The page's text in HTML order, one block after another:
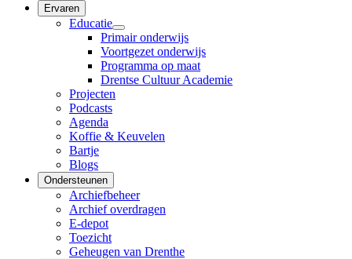
Ervaren
Educatie
Primair onderwijs
Voortgezet onderwijs
Programma op maat
Drentse Cultuur Academie
Projecten
Podcasts
Agenda
Koffie & Keuvelen
Bartje
Blogs
Ondersteunen
Archiefbeheer
Archief overdragen
E-depot
Toezicht
Geheugen van Drenthe